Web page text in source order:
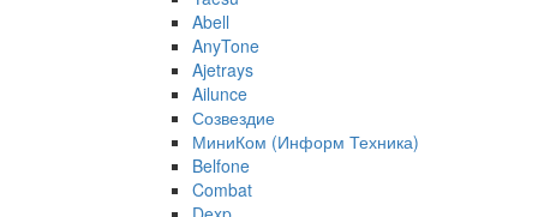
Abell
AnyTone
Ajetrays
Ailunce
Созвездие
МиниКом (Информ Техника)
Belfone
Combat